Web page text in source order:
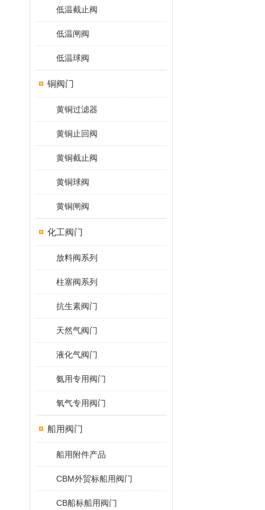
低温截止阀
低温闸阀
低温球阀
铜阀门
黄铜过滤器
黄铜止回阀
黄铜截止阀
黄铜球阀
黄铜闸阀
化工阀门
放料阀系列
柱塞阀系列
抗生素阀门
天然气阀门
液化气阀门
氨用专用阀门
氧气专用阀门
船用阀门
船用附件产品
CBM外贸标船用阀门
CB船标船用阀门